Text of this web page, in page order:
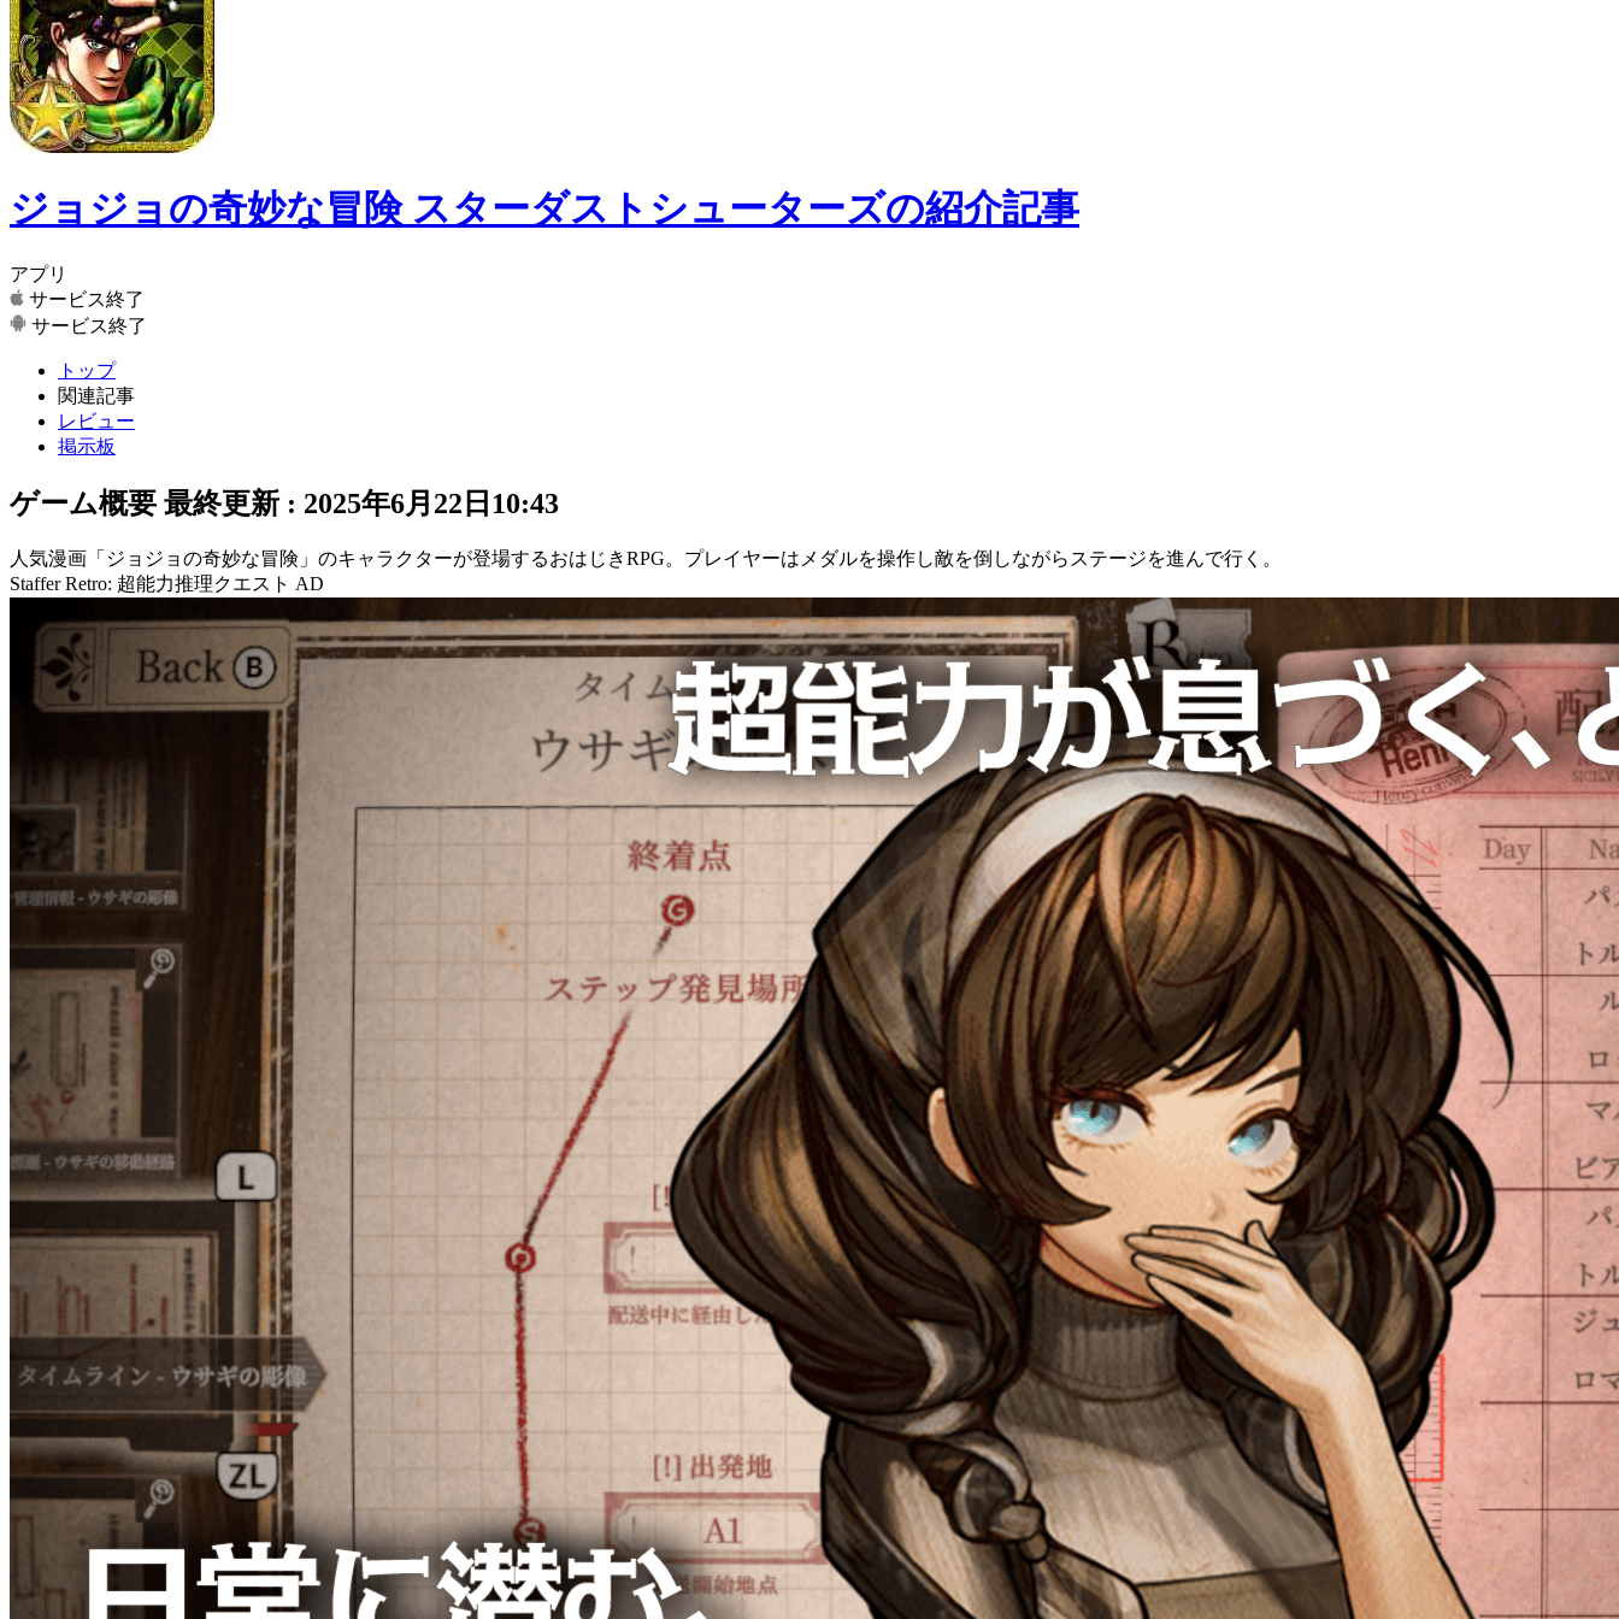
ジョジョの奇妙な冒険 スターダストシューターズの紹介記事
アプリ
サービス終了
サービス終了
トップ
関連記事
レビュー
掲示板
ゲーム概要 最終更新 : 2025年6月22日10:43
人気漫画 「ジョジョの奇妙な冒険」 のキャラクターが登場するおはじきRPG。プレイヤーは メダルを操作し敵を倒しながら ステージを進んで行く。
Staffer Retro: 超能力推理クエスト AD